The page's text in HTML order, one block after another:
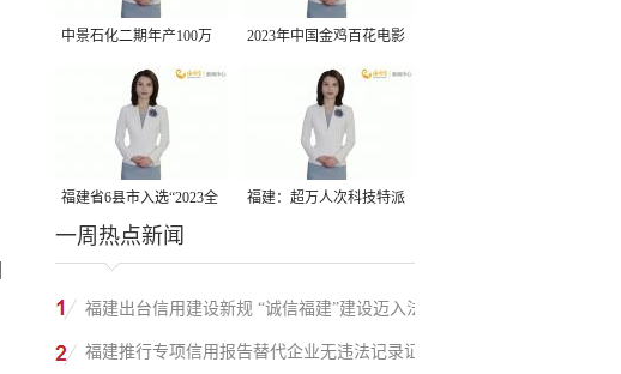
中景石化二期年产100万
吨丙烷脱氢项目建成中交
2023年中国金鸡百花电影
节有福电影巡展31日启动
福建省6县市入选“2023全
国县域发展潜力百强县”
福建：超万人次科技特派
一周热点新闻
福建出台信用建设新规 “诚信福建”建设迈入法
治化新阶段
福建推行专项信用报告替代企业无违法记录证